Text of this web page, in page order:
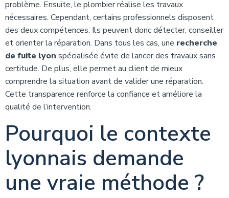
problème. Ensuite, le plombier réalise les travaux
nécessaires. Cependant, certains professionnels disposent
des deux compétences. Ils peuvent donc détecter, conseiller
et orienter la réparation. Dans tous les cas, une recherche
de fuite lyon spécialisée évite de lancer des travaux sans
certitude. De plus, elle permet au client de mieux
comprendre la situation avant de valider une réparation.
Cette transparence renforce la confiance et améliore la
qualité de l’intervention.
Pourquoi le contexte
lyonnais demande
une vraie méthode ?